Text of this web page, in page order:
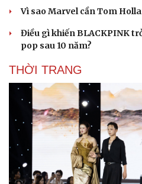
check-in
Vì sao Marvel cần Tom
Điều gì khiến BLACKPINK
pop sau 10 năm?
THỜI TRANG